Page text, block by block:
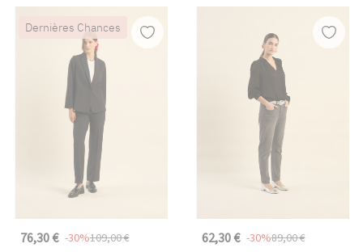
Dernières Chances
76,30 € 109,00 €
-30% 62,30 € 89,00 €
-30%